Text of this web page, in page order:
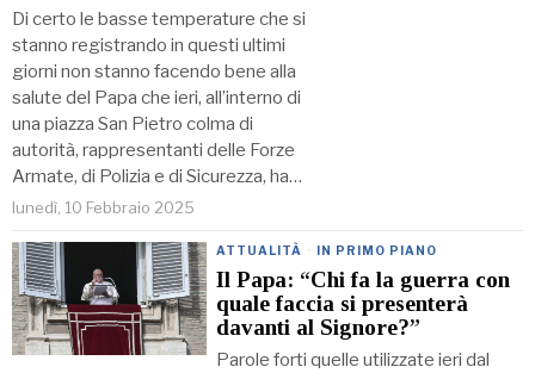
Di certo le basse temperature che si
stanno registrando in questi ultimi
giorni non stanno facendo bene alla
salute del Papa che ieri, all’interno di
una piazza San Pietro colma di
autorità, rappresentanti delle Forze
Armate, di Polizia e di Sicurezza, ha…
lunedì, 10 Febbraio 2025
ATTUALITÀ · IN PRIMO PIANO
Il Papa: “Chi fa la guerra con
quale faccia si presenterà
davanti al Signore?”
Parole forti quelle utilizzate ieri dal